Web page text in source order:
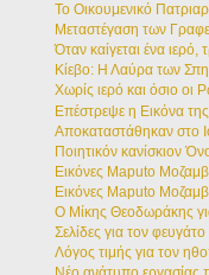
Το Οικουμενικό
Μεταστέγαση των
Όταν καίγεται ένα ιερό,
Κίεβο: Η Λαύρα των
Χωρίς ιερό και όσιο
Επέστρεψε η Εικόνα
Αποκαταστάθηκαν στο
Ποιητικόν κανίσκιον
Εικόνες Maputo
Εικόνες Maputo
Ο Μίκης Θεοδωράκης
Σελίδες για τον
Λόγος τιμής για τον